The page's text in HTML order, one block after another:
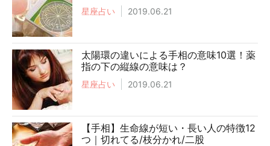
星座占い 2019.06.21
太陽環の違いによる手相の意味10選！薬
指の下の縦線の意味は？
星座占い 2019.06.21
【手相】生命線が短い・長い人の特徴12
つ｜切れてる/枝分かれ/二股